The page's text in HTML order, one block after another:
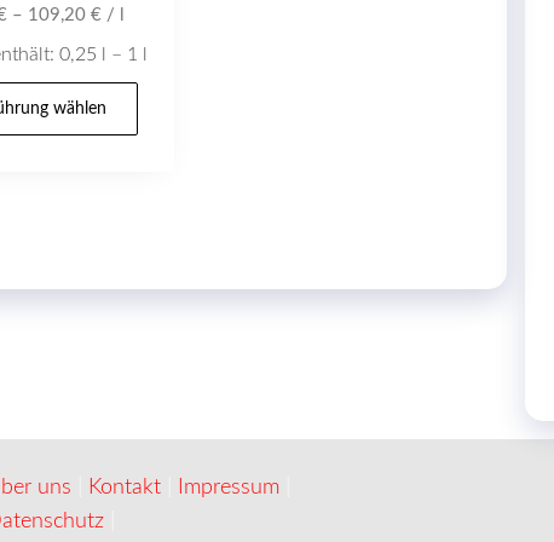
– 109,20 €/
0,25 – 1
wählen
Die
gewählt
uns Kontakt Impressum